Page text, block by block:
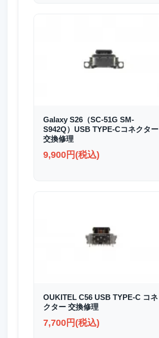
Galaxy S26（SC-51G SM-
S942Q）USB TYPE-Cコネクター
交換修理
9,900円(税込)
OUKITEL C56 USB TYPE-C コネ
クター 交換修理
7,700円(税込)